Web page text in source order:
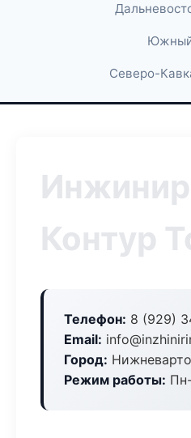
Северо-
Контур
Телефон: 8 (929)
Email:
Город:
Режим работы: